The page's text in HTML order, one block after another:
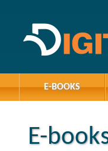
E-BOOKS
E-